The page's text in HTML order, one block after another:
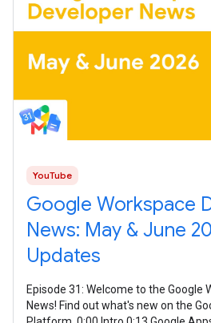
YouTube
Google Workspace
News: May & June
Updates
Episode 31: Welcome to the Google
News! Find out what's new on the